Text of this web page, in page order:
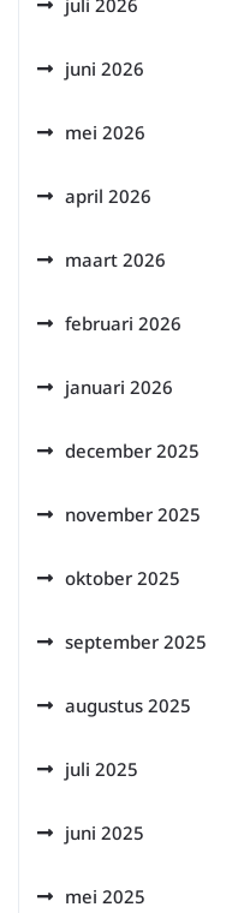
juli 2026
juni 2026
mei 2026
april 2026
maart 2026
februari 2026
januari 2026
december 2025
november 2025
oktober 2025
september 2025
augustus 2025
juli 2025
juni 2025
mei 2025